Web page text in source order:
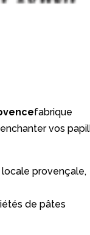
fabrique
vos
locale provençale,
de pâtes